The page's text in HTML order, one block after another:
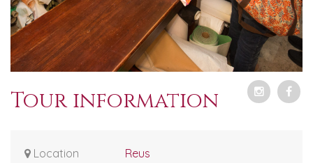
Tour information
Location Reus